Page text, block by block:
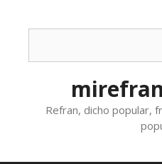
Refran, dicho popular,